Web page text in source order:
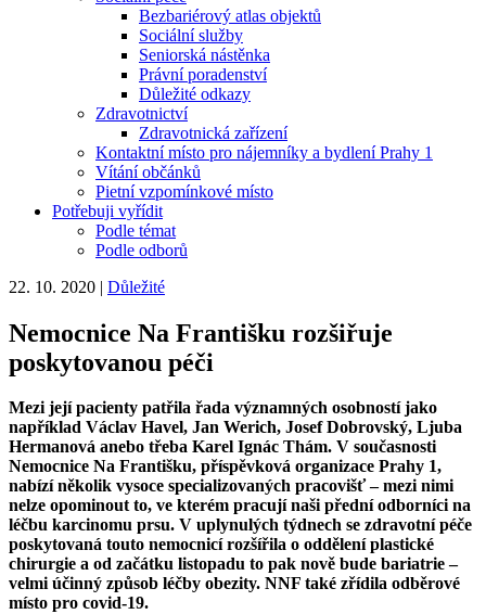
Bezbariérový atlas objektů
Sociální služby
Seniorská nástěnka
Právní poradenství
Důležité odkazy
Zdravotnictví
Zdravotnická zařízení
Kontaktní místo pro nájemníky a bydlení Prahy 1
Vítání občánků
Pietní vzpomínkové místo
Potřebuji vyřídit
Podle témat
Podle odborů
22. 10. 2020 | Důležité
Nemocnice Na Františku rozšiřuje
poskytovanou péči
Mezi její pacienty patřila řada významných osobností jako
například Václav Havel, Jan Werich, Josef Dobrovský, Ljuba
Hermanová anebo třeba Karel Ignác Thám. V současnosti
Nemocnice Na Františku, příspěvková organizace Prahy 1,
nabízí několik vysoce specializovaných pracovišť – mezi nimi
nelze opominout to, ve kterém pracují naši přední odborníci na
léčbu karcinomu prsu. V uplynulých týdnech se zdravotní péče
poskytovaná touto nemocnicí rozšířila o oddělení plastické
chirurgie a od začátku listopadu to pak nově bude bariatrie –
velmi účinný způsob léčby obezity. NNF také zřídila odběrové
místo pro covid-19.